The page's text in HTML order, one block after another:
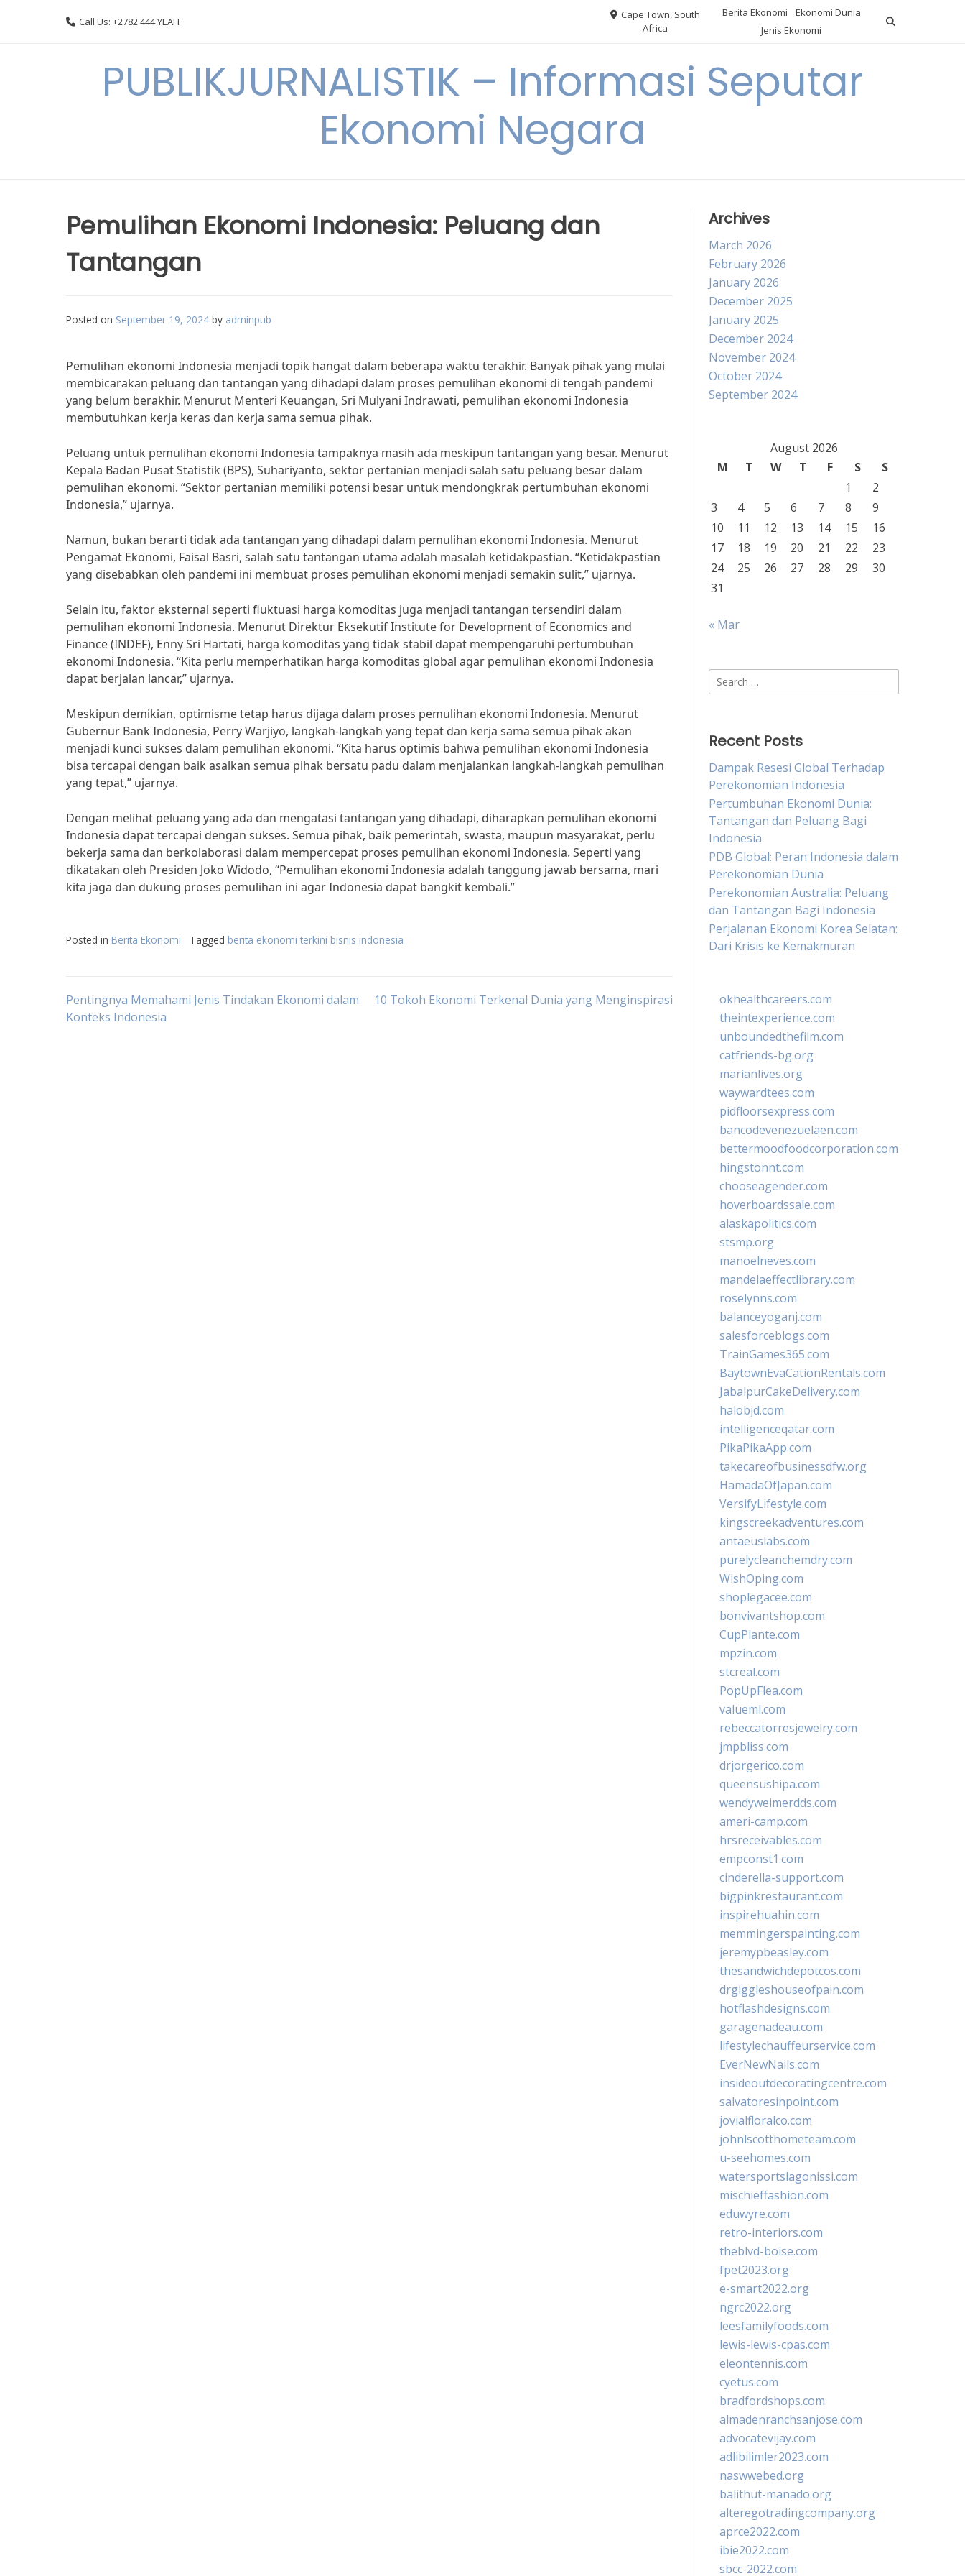
Call Us: +2782 444 YEAH
Cape Town, South
Africa
Berita Ekonomi
Ekonomi Dunia
Jenis Ekonomi
PUBLIKJURNALISTIK – Informasi Seputar
Ekonomi Negara
Pemulihan Ekonomi Indonesia: Peluang dan
Tantangan
Posted on September 19, 2024 by adminpub
Pemulihan ekonomi Indonesia menjadi topik hangat dalam beberapa waktu terakhir. Banyak pihak yang mulai
membicarakan peluang dan tantangan yang dihadapi dalam proses pemulihan ekonomi di tengah pandemi
yang belum berakhir. Menurut Menteri Keuangan, Sri Mulyani Indrawati, pemulihan ekonomi Indonesia
membutuhkan kerja keras dan kerja sama semua pihak.
Peluang untuk pemulihan ekonomi Indonesia tampaknya masih ada meskipun tantangan yang besar. Menurut
Kepala Badan Pusat Statistik (BPS), Suhariyanto, sektor pertanian menjadi salah satu peluang besar dalam
pemulihan ekonomi. “Sektor pertanian memiliki potensi besar untuk mendongkrak pertumbuhan ekonomi
Indonesia,” ujarnya.
Namun, bukan berarti tidak ada tantangan yang dihadapi dalam pemulihan ekonomi Indonesia. Menurut
Pengamat Ekonomi, Faisal Basri, salah satu tantangan utama adalah masalah ketidakpastian. “Ketidakpastian
yang disebabkan oleh pandemi ini membuat proses pemulihan ekonomi menjadi semakin sulit,” ujarnya.
Selain itu, faktor eksternal seperti fluktuasi harga komoditas juga menjadi tantangan tersendiri dalam
pemulihan ekonomi Indonesia. Menurut Direktur Eksekutif Institute for Development of Economics and
Finance (INDEF), Enny Sri Hartati, harga komoditas yang tidak stabil dapat mempengaruhi pertumbuhan
ekonomi Indonesia. “Kita perlu memperhatikan harga komoditas global agar pemulihan ekonomi Indonesia
dapat berjalan lancar,” ujarnya.
Meskipun demikian, optimisme tetap harus dijaga dalam proses pemulihan ekonomi Indonesia. Menurut
Gubernur Bank Indonesia, Perry Warjiyo, langkah-langkah yang tepat dan kerja sama semua pihak akan
menjadi kunci sukses dalam pemulihan ekonomi. “Kita harus optimis bahwa pemulihan ekonomi Indonesia
bisa tercapai dengan baik asalkan semua pihak bersatu padu dalam menjalankan langkah-langkah pemulihan
yang tepat,” ujarnya.
Dengan melihat peluang yang ada dan mengatasi tantangan yang dihadapi, diharapkan pemulihan ekonomi
Indonesia dapat tercapai dengan sukses. Semua pihak, baik pemerintah, swasta, maupun masyarakat, perlu
bekerja sama dan berkolaborasi dalam mempercepat proses pemulihan ekonomi Indonesia. Seperti yang
dikatakan oleh Presiden Joko Widodo, “Pemulihan ekonomi Indonesia adalah tanggung jawab bersama, mari
kita jaga dan dukung proses pemulihan ini agar Indonesia dapat bangkit kembali.”
Posted in Berita Ekonomi Tagged berita ekonomi terkini bisnis indonesia
Post
Pentingnya Memahami Jenis Tindakan Ekonomi dalam
Konteks Indonesia
10 Tokoh Ekonomi Terkenal Dunia yang Menginspirasi
Archives
March 2026
February 2026
January 2026
December 2025
January 2025
December 2024
November 2024
October 2024
September 2024
August 2026
M
T W T F S
S
1
2
3
4 5 6 7 8
9
10
11 12 13 14 15
16
17
18 19 20 21 22
23
24
25 26 27 28 29
30
31
« Mar
Search
for:
Recent Posts
Dampak Resesi Global Terhadap
Perekonomian Indonesia
Pertumbuhan Ekonomi Dunia:
Tantangan dan Peluang Bagi
Indonesia
PDB Global: Peran Indonesia dalam
Perekonomian Dunia
Perekonomian Australia: Peluang
dan Tantangan Bagi Indonesia
Perjalanan Ekonomi Korea Selatan:
Dari Krisis ke Kemakmuran
okhealthcareers.com
theintexperience.com
unboundedthefilm.com
catfriends-bg.org
marianlives.org
waywardtees.com
pidfloorsexpress.com
bancodevenezuelaen.com
bettermoodfoodcorporation.com
hingstonnt.com
chooseagender.com
hoverboardssale.com
alaskapolitics.com
stsmp.org
manoelneves.com
mandelaeffectlibrary.com
roselynns.com
balanceyoganj.com
salesforceblogs.com
TrainGames365.com
BaytownEvaCationRentals.com
JabalpurCakeDelivery.com
halobjd.com
intelligenceqatar.com
PikaPikaApp.com
takecareofbusinessdfw.org
HamadaOfJapan.com
VersifyLifestyle.com
kingscreekadventures.com
antaeuslabs.com
purelycleanchemdry.com
WishOping.com
shoplegacee.com
bonvivantshop.com
CupPlante.com
mpzin.com
stcreal.com
PopUpFlea.com
valueml.com
rebeccatorresjewelry.com
jmpbliss.com
drjorgerico.com
queensushipa.com
wendyweimerdds.com
ameri-camp.com
hrsreceivables.com
empconst1.com
cinderella-support.com
bigpinkrestaurant.com
inspirehuahin.com
memmingerspainting.com
jeremypbeasley.com
thesandwichdepotcos.com
drgiggleshouseofpain.com
hotflashdesigns.com
garagenadeau.com
lifestylechauffeurservice.com
EverNewNails.com
insideoutdecoratingcentre.com
salvatoresinpoint.com
jovialfloralco.com
johnlscotthometeam.com
u-seehomes.com
watersportslagonissi.com
mischieffashion.com
eduwyre.com
retro-interiors.com
theblvd-boise.com
fpet2023.org
e-smart2022.org
ngrc2022.org
leesfamilyfoods.com
lewis-lewis-cpas.com
eleontennis.com
cyetus.com
bradfordshops.com
almadenranchsanjose.com
advocatevijay.com
adlibilimler2023.com
naswwebed.org
balithut-manado.org
alteregotradingcompany.org
aprce2022.com
ibie2022.com
sbcc-2022.com